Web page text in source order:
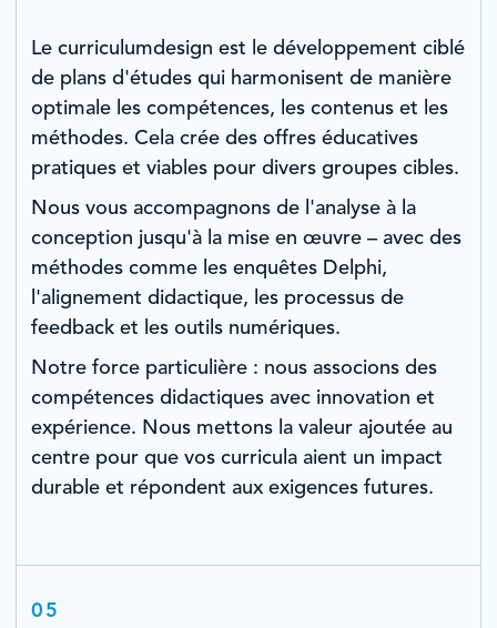
Le curriculumdesign est le développement ciblé
de plans d'études qui harmonisent de manière
optimale les compétences, les contenus et les
méthodes. Cela crée des offres éducatives
pratiques et viables pour divers groupes cibles.
Nous vous accompagnons de l'analyse à la
conception jusqu'à la mise en œuvre – avec des
méthodes comme les enquêtes Delphi,
l'alignement didactique, les processus de
feedback et les outils numériques.
Notre force particulière : nous associons des
compétences didactiques avec innovation et
expérience. Nous mettons la valeur ajoutée au
centre pour que vos curricula aient un impact
durable et répondent aux exigences futures.
05